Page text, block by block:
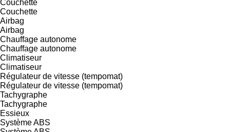
Couchette
Couchette
Airbag
Airbag
Chauffage autonome
Chauffage autonome
Climatiseur
Climatiseur
Régulateur de vitesse (tempomat)
Régulateur de vitesse (tempomat)
Tachygraphe
Tachygraphe
Essieux
Système ABS